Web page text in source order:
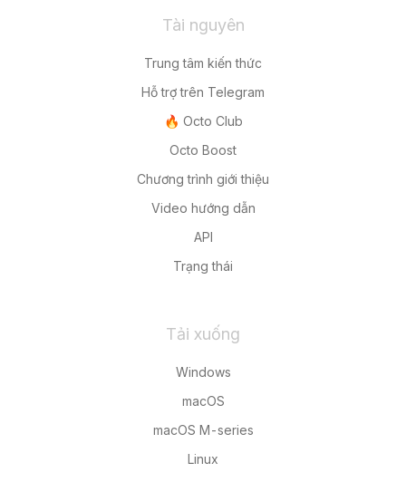
Tài nguyên
Trung tâm kiến thức
Hỗ trợ trên Telegram
🔥 Octo Club
Octo Boost
Chương trình giới thiệu
Video hướng dẫn
API
Trạng thái
Tải xuống
Windows
macOS
macOS M-series
Linux